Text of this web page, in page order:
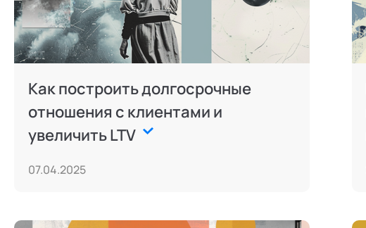
Как построить долгосрочные
отношения с клиентами и
увеличить LTV
07.04.2025